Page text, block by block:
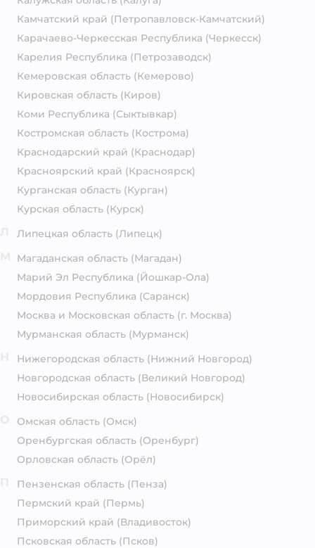
Камчатский край (Петропавловск-Камчатский)
Карачаево-Черкесская Республика (Черкесск)
Карелия Республика (Петрозаводск)
Кемеровская область (Кемерово)
Кировская область (Киров)
Коми Республика (Сыктывкар)
Костромская область (Кострома)
Краснодарский край (Краснодар)
Красноярский край (Красноярск)
Курганская область (Курган)
Курская область (Курск)
Липецкая область (Липецк)
Магаданская область (Магадан)
Марий Эл Республика (Йошкар-Ола)
Мордовия Республика (Саранск)
Москва и Московская область (г. Москва)
Мурманская область (Мурманск)
Нижегородская область (Нижний Новгород)
Новгородская область (Великий Новгород)
Новосибирская область (Новосибирск)
Омская область (Омск)
Оренбургская область (Оренбург)
Орловская область (Орёл)
Пензенская область (Пенза)
Пермский край (Пермь)
Приморский край (Владивосток)
Псковская область (Псков)